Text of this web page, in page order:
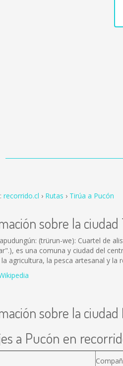
recorrido.cl Rutas Tirúa a Pucón
sobre la ciudad
(trürun-we): Cuartel de
es una comuna y ciudad del
agricultura, la pesca artesanal y la
sobre la ciudad
a Pucón en